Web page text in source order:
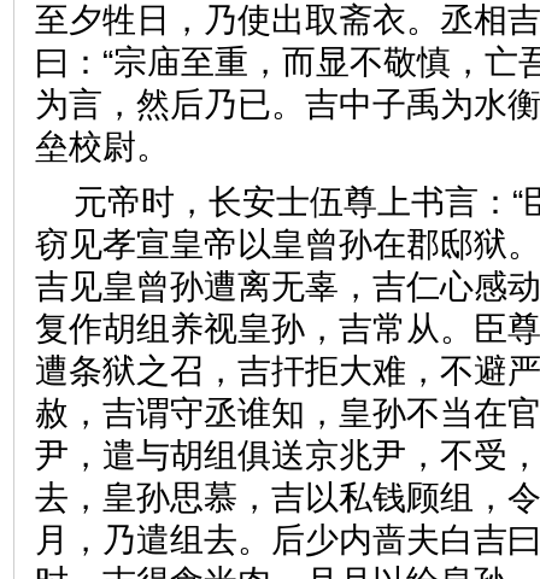
至夕牲日，乃使出取斋衣。丞相
曰：“宗庙至重，而显不敬慎，亡
为言，然后乃已。吉中子禹为水
垒校尉。
元帝时，长安士伍尊上书言：
窃见孝宣皇帝以皇曾孙在郡邸狱
吉见皇曾孙遭离无辜，吉仁心感
复作胡组养视皇孙，吉常从。臣
遭条狱之召，吉扞拒大难，不避
赦，吉谓守丞谁知，皇孙不当在
尹，遣与胡组俱送京兆尹，不受
去，皇孙思慕，吉以私钱顾组，
月，乃遣组去。后少内啬夫白吉